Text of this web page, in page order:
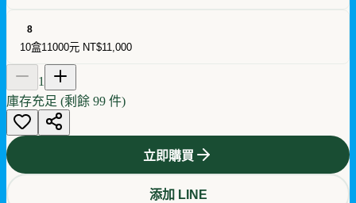
8
10盒11000元 NT$11,000
1
庫存充足 (剩餘 99 件)
立即購買
添加 LINE